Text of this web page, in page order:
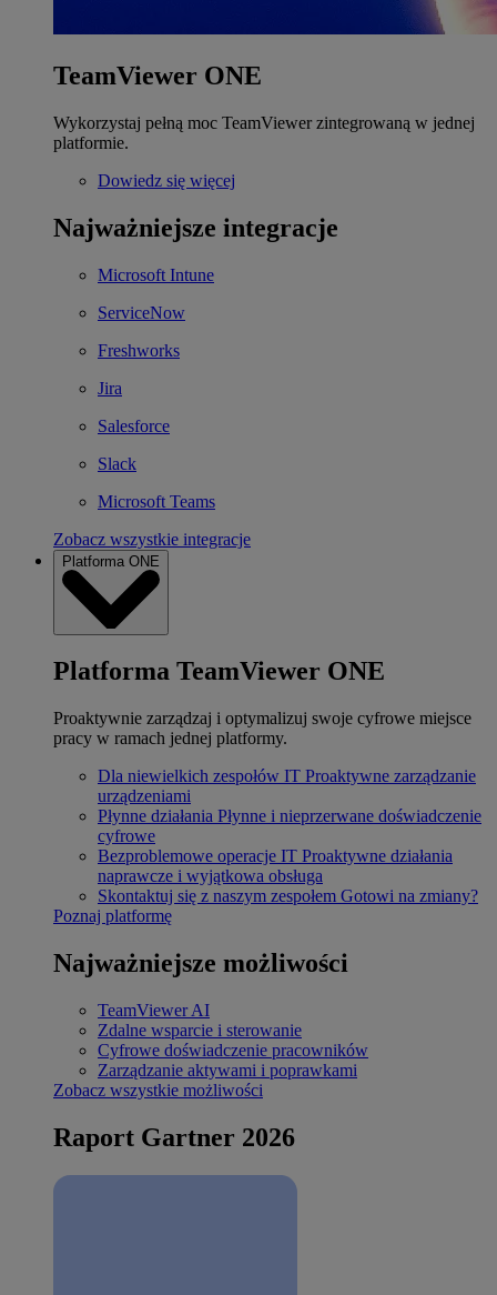
TeamViewer ONE
Wykorzystaj pełną moc TeamViewer zintegrowaną w jednej
platformie.
Dowiedz się więcej
Najważniejsze integracje
Microsoft Intune
ServiceNow
Freshworks
Jira
Salesforce
Slack
Microsoft Teams
Zobacz wszystkie integracje
Platforma ONE
Platforma TeamViewer ONE
Proaktywnie zarządzaj i optymalizuj swoje cyfrowe miejsce
pracy w ramach jednej platformy.
Dla niewielkich zespołów IT Proaktywne zarządzanie
urządzeniami
Płynne działania Płynne i nieprzerwane doświadczenie
cyfrowe
Bezproblemowe operacje IT Proaktywne działania
naprawcze i wyjątkowa obsługa
Skontaktuj się z naszym zespołem Gotowi na zmiany?
Poznaj platformę
Najważniejsze możliwości
TeamViewer AI
Zdalne wsparcie i sterowanie
Cyfrowe doświadczenie pracowników
Zarządzanie aktywami i poprawkami
Zobacz wszystkie możliwości
Raport Gartner 2026